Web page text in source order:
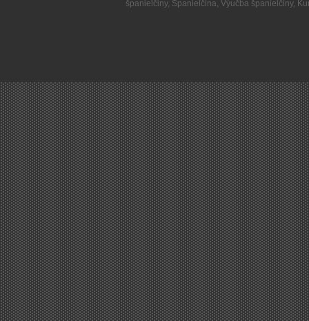
španielčiny, Španielčina, Výučba španielčiny,